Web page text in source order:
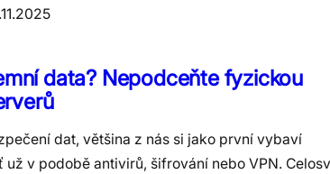
data? Nepodceňte fyzickou
dat, většina z nás si jako první vybaví
v podobě antivirů, šifrování nebo VPN.